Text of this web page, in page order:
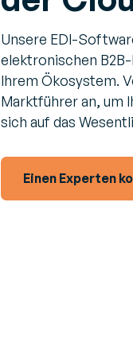
Unsere EDI-
elektronischen
Ihrem Ökosystem.
Marktführer an, um
sich auf das
Einen Experten